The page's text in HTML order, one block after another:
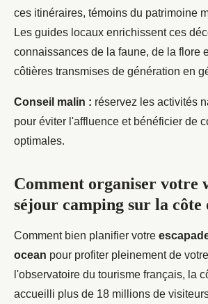
ces itinéraires, témoins du patrimoine
Les guides locaux enrichissent ces
connaissances de la faune, de la flore
côtières transmises de génération en
Conseil malin : réservez les activités
pour éviter l'affluence et bénéficier de
optimales.
Comment organiser votre
séjour camping sur la côte
Comment bien planifier votre
ocean pour profiter pleinement de
l'observatoire du tourisme français, la
accueilli plus de 18 millions de